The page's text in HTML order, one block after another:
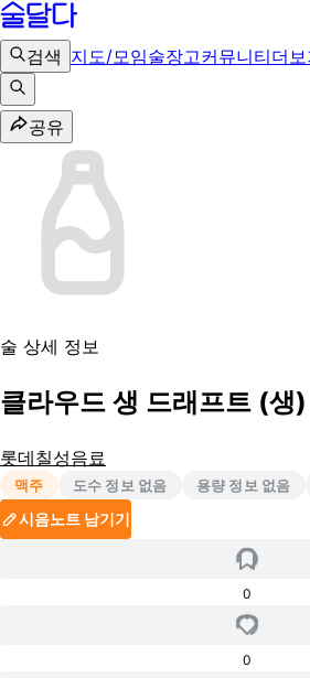
검색 지도/모임술장고커뮤니티더보
공유
술 상세 정보
클라우드 생 드래프트 (생)
롯데칠성음료
맥주 도수 정보 없음 용량 정보 없음
시음노트 남기기
0
0